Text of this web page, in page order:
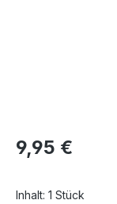
Regulärer Preis:
9,95 €
Inhalt: 1 Stück